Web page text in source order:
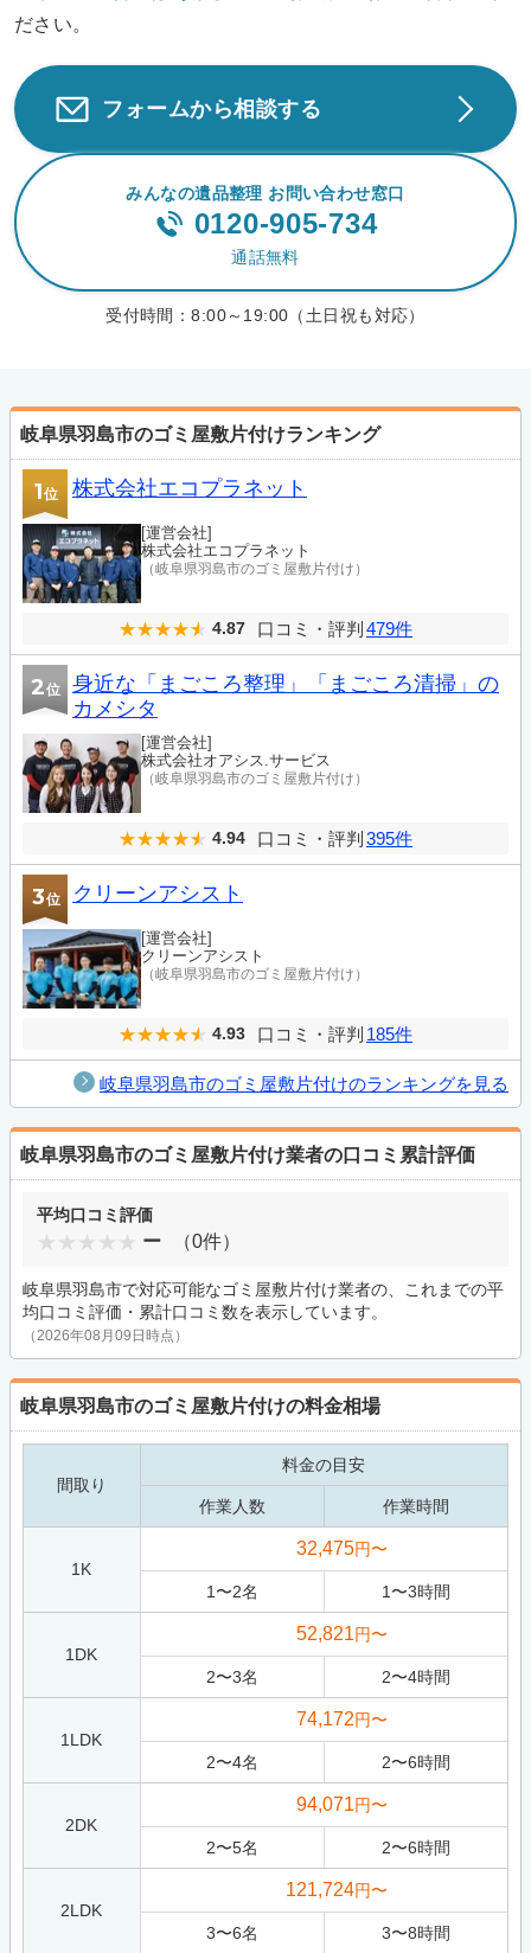
ださい。
フォームから相談する
みんなの遺品整理 お問い合わせ窓口
0120-905-734
通話無料
受付時間：8:00～19:00（土日祝も対応）
岐阜県羽島市のゴミ屋敷片付けランキング
1位 株式会社エコプラネット
[運営会社]
株式会社エコプラネット
（岐阜県羽島市のゴミ屋敷片付け）
4.87 口コミ・評判 479件
2位
身近な「まごころ整理」「まごころ清掃」の
カメシタ
[運営会社]
株式会社オアシス.サービス
（岐阜県羽島市のゴミ屋敷片付け）
4.94 口コミ・評判 395件
3位 クリーンアシスト
[運営会社]
クリーンアシスト
（岐阜県羽島市のゴミ屋敷片付け）
4.93 口コミ・評判 185件
岐阜県羽島市のゴミ屋敷片付けのランキングを見る
岐阜県羽島市のゴミ屋敷片付け業者の口コミ累計評価
平均口コミ評価
ー （0件）
岐阜県羽島市で対応可能なゴミ屋敷片付け業者の、これまでの平
均口コミ評価・累計口コミ数を表示しています。
（2026年08月09日時点）
岐阜県羽島市のゴミ屋敷片付けの料金相場
間取り
料金の目安
作業人数 作業時間
1K
32,475円〜
1 〜2名 1 〜3時間
1DK
52,821円〜
2〜3名 2〜4時間
1LDK
74,172円〜
2〜4名 2〜6時間
2DK
94,071円〜
2〜5名 2〜6時間
2LDK
121,724円〜
3〜6名 3〜8時間